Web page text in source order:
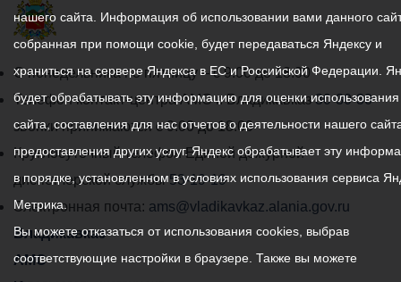
График
работы
администрации
местного
самоуправления
города
Владикавказ:
С понедельника по пятницу – с 9.00 до 18.00
Телефон контакт-центра АМС г. Владикавказ30-30-30
звонки принимаются с 9:00 до 18:00
Круглосуточный телефон Единой дежурной
диспетчерской службы53-19-19
Электронная почта: ams@vladikavkaz.alania.gov.ru
Владикавказ
АМС
нашего сайта. Информация об использовании вами данного
собранная при помощи cookie, будет передаваться Яндексу и
храниться на сервере Яндекса в ЕС и Российской Федерации.
будет обрабатывать эту информацию для оценки
сайта, составления для нас отчетов о деятельности нашего
предоставления других услуг. Яндекс обрабатывает эту
в порядке, установленном в условиях использования сервиса
Метрика.
Вы можете отказаться от использования cookies, выбрав
соответствующие настройки в браузере. Также вы можете